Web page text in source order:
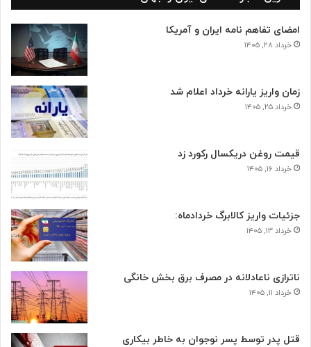
امضای تفاهم نامه ایران و آمریکا
خرداد ۲۸, ۱۴۰۵
زمان واریز یارانه خرداد اعلام شد
خرداد ۲۵, ۱۴۰۵
قیمت روغن دریکسال رکورد زد
خرداد ۱۶, ۱۴۰۵
جزئیات واریز کالابرگ خردادماه:
خرداد ۱۳, ۱۴۰۵
ناترازی ناعادلانه در مصرف برق بخش خانگی
خرداد ۱۱, ۱۴۰۵
قتل پدر توسط پسر نوجوان به خاطر بیکاری